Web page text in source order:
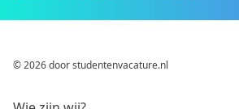
© 2026 door studentenvacature.nl